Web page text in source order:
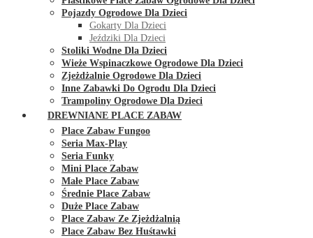
Pojazdy Ogrodowe Dla Dzieci
Gokarty Dla Dzieci
Jeździki Dla Dzieci
Stoliki Wodne Dla Dzieci
Wieże Wspinaczkowe Ogrodowe Dla Dzieci
Zjeżdżalnie Ogrodowe Dla Dzieci
Inne Zabawki Do Ogrodu Dla Dzieci
Trampoliny Ogrodowe Dla Dzieci
DREWNIANE PLACE ZABAW
Place Zabaw Fungoo
Seria Max-Play
Seria Funky
Mini Place Zabaw
Małe Place Zabaw
Średnie Place Zabaw
Duże Place Zabaw
Place Zabaw Ze Zjeżdżalnią
Place Zabaw Bez Huśtawki